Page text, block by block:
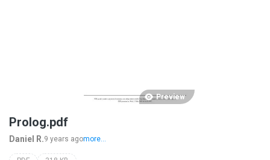
Preview
Prolog.pdf
Daniel R.9 years agomore...